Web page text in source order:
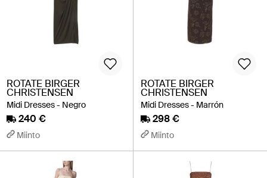
ROTATE BIRGER
CHRISTENSEN
Midi Dresses - Negro
240 €
Miinto
ROTATE BIRGER
CHRISTENSEN
Midi Dresses - Marrón
298 €
Miinto